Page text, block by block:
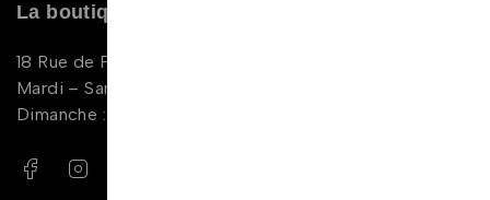
La boutique
18 Rue de Périgueux, 75019 Paris
Mardi – Samedi : 11:00-20:00
Dimanche : 14:00 – 18:00